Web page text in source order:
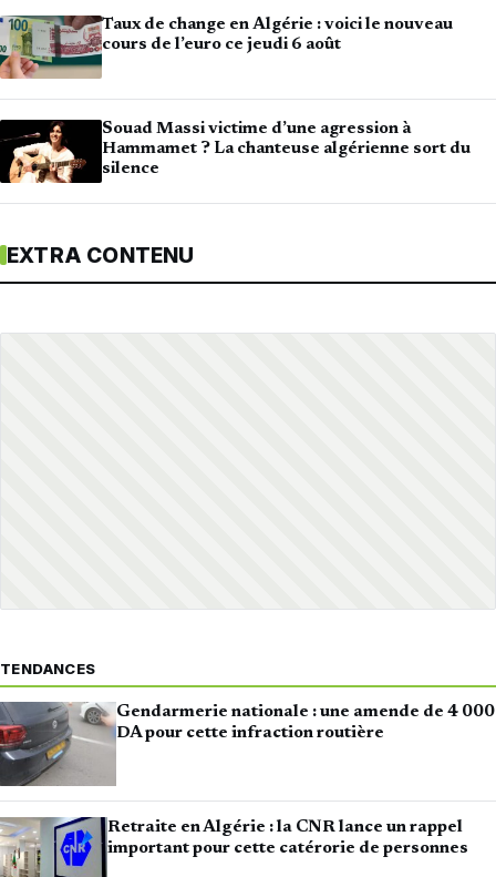
Taux de change en Algérie : voici le nouveau
cours de l’euro ce jeudi 6 août
Souad Massi victime d’une agression à
Hammamet ? La chanteuse algérienne sort du
silence
EXTRA CONTENU
TENDANCES
Gendarmerie nationale : une amende de 4 000
DA pour cette infraction routière
Retraite en Algérie : la CNR lance un rappel
important pour cette catérorie de personnes